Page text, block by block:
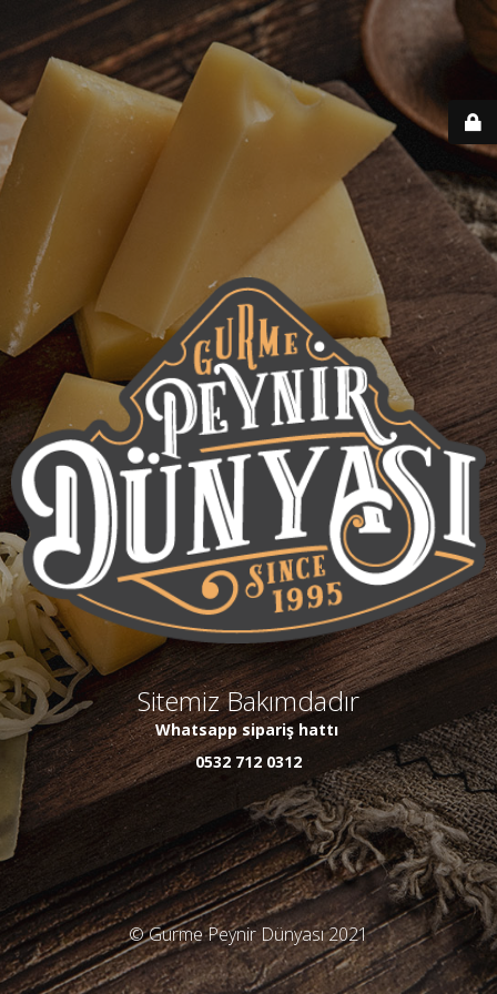
Sitemiz Bakımdadır
Whatsapp sipariş hattı
0532 712 0312
© Gurme Peynir Dünyası 2021